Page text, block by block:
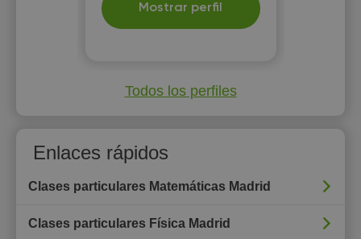
Mostrar perfil
Todos los perfiles
Enlaces rápidos
Clases particulares Matemáticas Madrid
Clases particulares Física Madrid